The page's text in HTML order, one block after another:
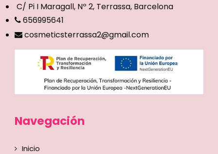
C/ Pi I Maragall, Nº 2, Terrassa, Barcelona
656995641
cosmeticsterrassa2@gmail.com
Navegación
Inicio